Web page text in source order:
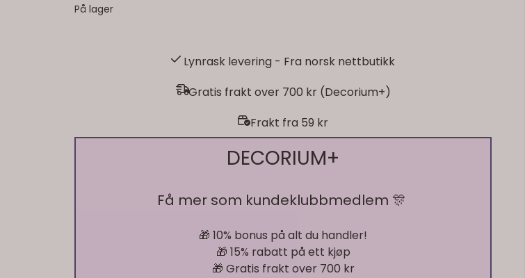
På lager
Lynrask levering - Fra norsk nettbutikk
Gratis frakt over 700 kr (Decorium+)
Frakt fra 59 kr
DECORIUM+
Få mer som kundeklubbmedlem 🎊
🎁 10% bonus på alt du handler!
🎁 15% rabatt på ett kjøp
🎁 Gratis frakt over 700 kr